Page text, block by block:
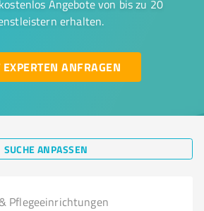
Angebote von bis zu 20
erhalten.
EXPERTEN ANFRAGEN
SUCHE ANPASSEN
Pflegeeinrichtungen